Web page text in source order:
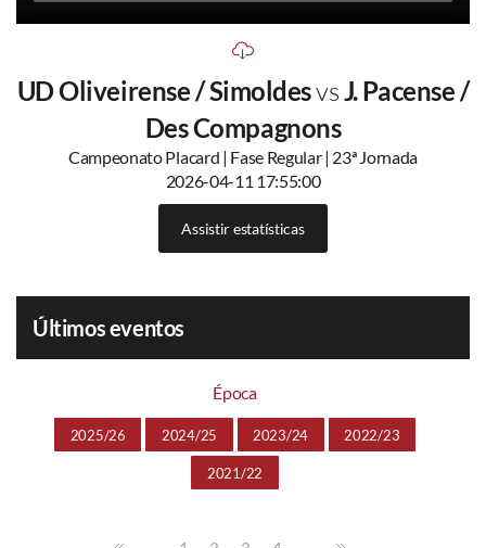
UD Oliveirense / SimoldesvsJ. Pacense /
Des Compagnons
Campeonato Placard | Fase Regular | 23ª Jornada
2026-04-11 17:55:00
Assistir estatísticas
Últimos eventos
Época
2025/26 2024/25 2023/24 2022/23
2021/22